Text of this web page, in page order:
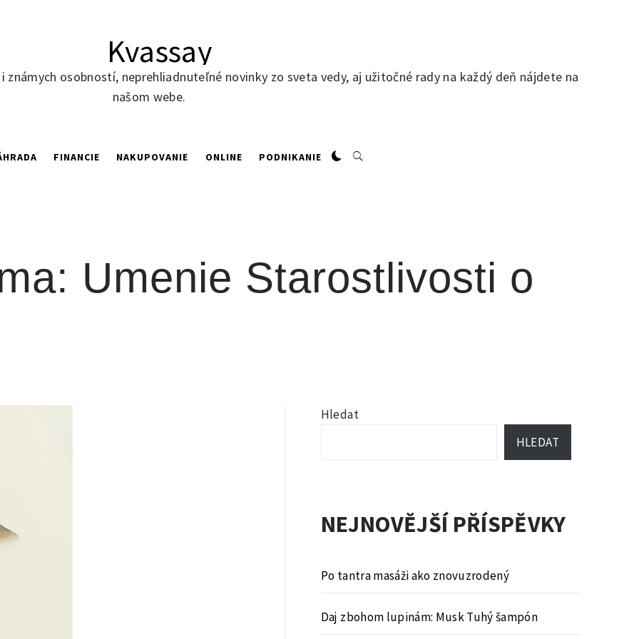
Kvassay
osobností, neprehliadnuteľné novinky zo sveta vedy, aj užitočné rady na každý deň nájdete na
našom webe.
FINANCIE NAKUPOVANIE ONLINE PODNIKANIE
Umenie Starostlivosti o
Hledat
HLEDAT
NEJNOVĚJŠÍ PŘÍSPĚVKY
Po tantra masáži ako znovuzrodený
Daj zbohom lupinám: Musk Tuhý šampón